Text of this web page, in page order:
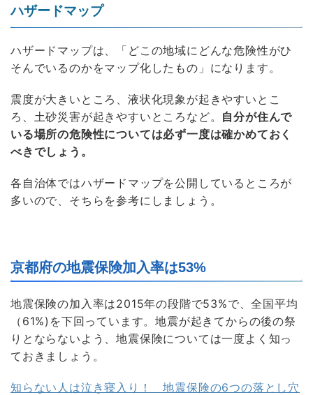
ハザードマップ
ハザードマップは、「どこの地域にどんな危険性がひ
そんでいるのかをマップ化したもの」になります。
震度が大きいところ、液状化現象が起きやすいとこ
ろ、土砂災害が起きやすいところなど。 自分が住んで
いる場所の危険性については必ず一度は確かめておく
べきでしょう。
各自治体ではハザードマップを公開しているところが
多いので、そちらを参考にしましょう。
京都府の地震保険加入率は53%
地震保険の加入率は2015年の段階で53%で、全国平均
（61%)を下回っています。地震が起きてからの後の祭
りとならないよう、地震保険については一度よく知っ
ておきましょう。
知らない人は泣き寝入り！ 地震保険の6つの落とし穴